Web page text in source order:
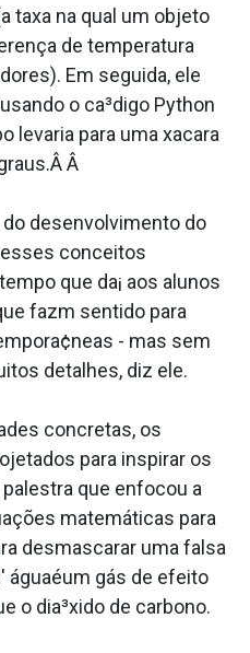
taxa na qual um objeto
de temperatura
Em seguida, ele
o ca³digo Python
levaria para uma xa­cara
Â
desenvolvimento do
conceitos
que da¡ aos alunos
fazm sentido para
- mas sem
detalhes, diz ele.
concretas, os
para inspirar os
que enfocou a
matemáticas para
desmascarar uma falsa
águaéum gás de efeito
o dia³xido de carbono.